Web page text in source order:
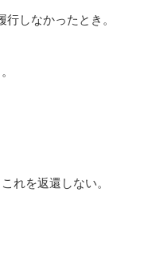
しなかったとき。
れを返還しない。